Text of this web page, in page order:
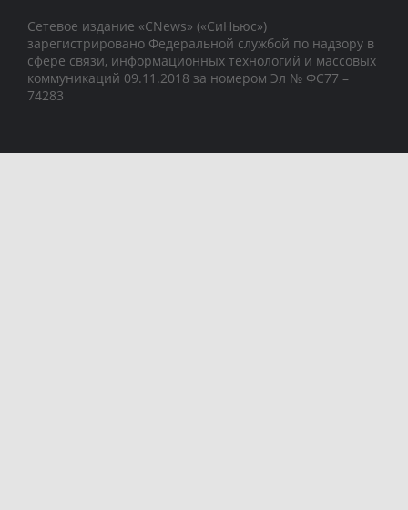
Сетевое издание «CNews» («СиНьюс»)
зарегистрировано Федеральной службой по надзору в
сфере связи, информационных технологий и массовых
коммуникаций 09.11.2018 за номером Эл № ФС77 –
74283